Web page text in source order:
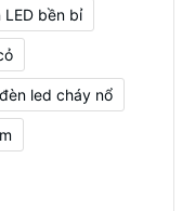
LED bền bỉ
đèn led cháy nổ